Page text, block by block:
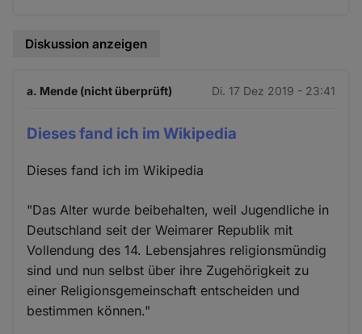
Diskussion anzeigen
a. Mende (nicht überprüft) Di. 17 Dez 2019 - 23:41
Dieses fand ich im Wikipedia
Dieses fand ich im Wikipedia
"Das Alter wurde beibehalten, weil Jugendliche in
Deutschland seit der Weimarer Republik mit
Vollendung des 14. Lebensjahres religionsmündig
sind und nun selbst über ihre Zugehörigkeit zu
einer Religionsgemeinschaft entscheiden und
bestimmen können."